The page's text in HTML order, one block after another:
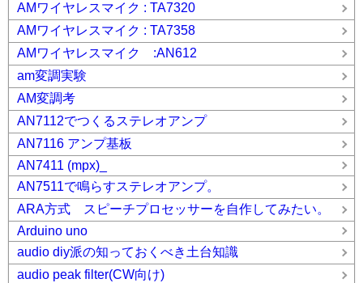
AMワイヤレスマイク : TA7320
AMワイヤレスマイク : TA7358
AMワイヤレスマイク :AN612
am変調実験
AM変調考
AN7112でつくるステレオアンプ
AN7116 アンプ基板
AN7411 (mpx)_
AN7511で鳴らすステレオアンプ。
ARA方式 スピーチプロセッサーを自作してみたい。
Arduino uno
audio diy派の知っておくべき土台知識
audio peak filter(CW向け)